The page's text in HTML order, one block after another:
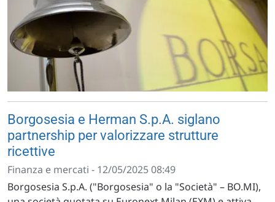
Borgosesia e Herman S.p.A. siglano
partnership per valorizzare strutture
ricettive
Finanza e mercati - 12/05/2025 08:49
Borgosesia S.p.A. ("Borgosesia" o la "Società" – BO.MI),